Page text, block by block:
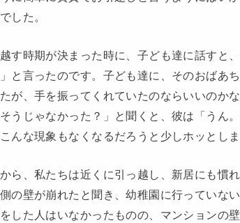
した。
す時期が決まった時に、子ども達に話すと
と言ったのです。子ども達に、そのおばあ
が、手を振ってくれていたのならいいのか
うじゃなかった？」と聞くと、彼は「うん
んな現象もなくなるだろうと少しホッとしま
ら、私たちは近くに引っ越し、新居にも慣
の壁が崩れたと聞き、幼稚園に行っていな
した人はいなかったものの、マンションの